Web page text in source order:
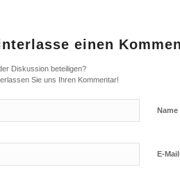
einen
Diskussion beteiligen?
Sie uns Ihren Kommentar!
Name
E-